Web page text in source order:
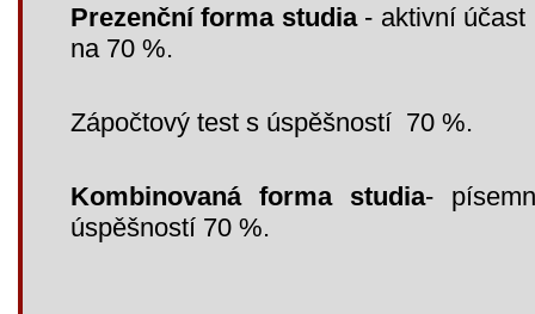
Prezenční forma studia- aktivní účast
na 70 %.
Zápočtový test s úspěšností 70 %.
Kombinovaná forma studia-
úspěšností 70 %.